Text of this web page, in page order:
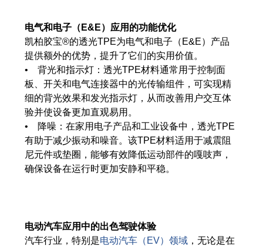
电气和电子（E&E）应用的功能优化
凯柏胶宝®的透光TPE为电气和电子（E&E）产品
提供额外的优势，提升了它们的实用价值。
• 背光和指示灯：透光TPE材料通常用于控制面
板、开关和电气连接器中的光传输组件，可实现精
细的背光效果和发光指示灯，从而改善用户交互体
验并使设备更加直观易用。
• 降噪：在家用电子产品和工业设备中，透光TPE
有助于减少振动和噪音。该TPE材料适用于减震阻
尼元件或垫圈，能够有效降低运动部件的嘎吱声，
确保设备在运行时更加安静和平稳。
电动汽车应用中的出色驾驶体验
汽车行业，特别是电动汽车（EV）领域 ，无论是在